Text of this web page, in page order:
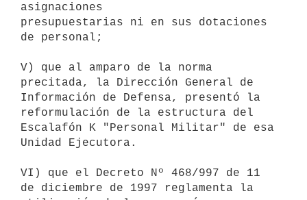
asignaciones
presupuestarias ni en sus dotaciones
de personal;
V) que al amparo de la norma
precitada, la Dirección General de
Información de Defensa, presentó la
reformulación de la estructura del
Escalafón K "Personal Militar" de esa
Unidad Ejecutora.
VI) que el Decreto Nº 468/997 de 11
de diciembre de 1997 reglamenta la